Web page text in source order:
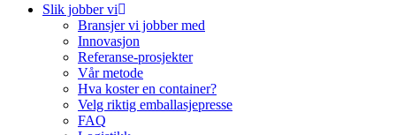
Slik jobber vi
Bransjer vi jobber med
Innovasjon
Referanse-prosjekter
Vår metode
Hva koster en container?
Velg riktig emballasjepresse
FAQ